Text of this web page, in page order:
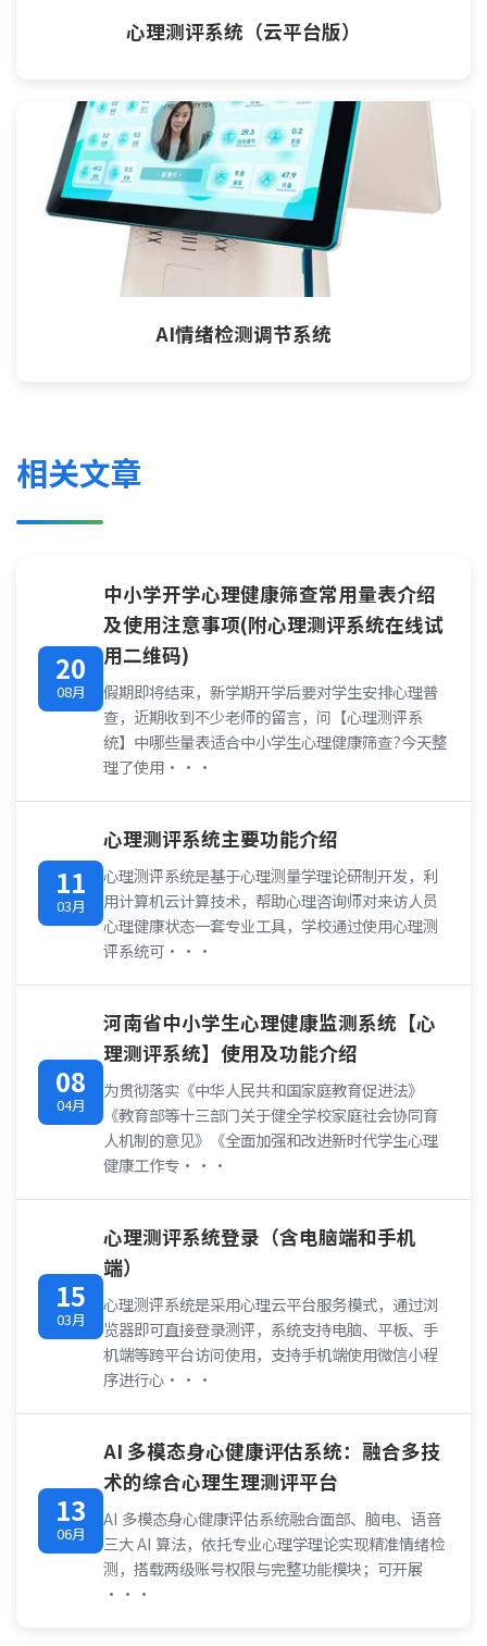
心理测评系统（云平台版）
AI情绪检测调节系统
相关文章
20
08月
中小学开学心理健康筛查常用量表介绍
及使用注意事项(附心理测评系统在线试
用二维码)
假期即将结束，新学期开学后要对学生安排心理普
查，近期收到不少老师的留言，问【心理测评系
统】中哪些量表适合中小学生心理健康筛查?今天整
理了使用···
11
03月
心理测评系统主要功能介绍
心理测评系统是基于心理测量学理论研制开发，利
用计算机云计算技术，帮助心理咨询师对来访人员
心理健康状态一套专业工具，学校通过使用心理测
评系统可···
08
04月
河南省中小学生心理健康监测系统【心
理测评系统】使用及功能介绍
为贯彻落实《中华人民共和国家庭教育促进法》
《教育部等十三部门关于健全学校家庭社会协同育
人机制的意见》《全面加强和改进新时代学生心理
健康工作专···
15
03月
心理测评系统登录（含电脑端和手机
端）
心理测评系统是采用心理云平台服务模式，通过浏
览器即可直接登录测评，系统支持电脑、平板、手
机端等跨平台访问使用，支持手机端使用微信小程
序进行心···
13
06月
AI 多模态身心健康评估系统：融合多技
术的综合心理生理测评平台
AI 多模态身心健康评估系统融合面部、脑电、语音
三大 AI 算法，依托专业心理学理论实现精准情绪检
测，搭载两级账号权限与完整功能模块；可开展
···